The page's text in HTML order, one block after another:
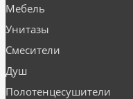
Мебель
Унитазы
Смесители
Душ
Полотенцесушители